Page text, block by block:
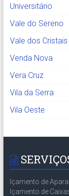
Universitário
Vale do Sereno
Vale dos Cristais
Venda Nova
Vera Cruz
Vila da Serra
Vila Oeste
Içamento de
Içamento de